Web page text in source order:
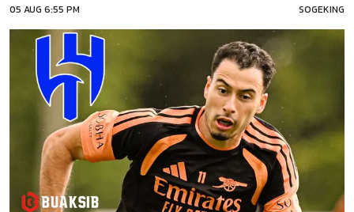
05 AUG 6:55 PM SOGEKING